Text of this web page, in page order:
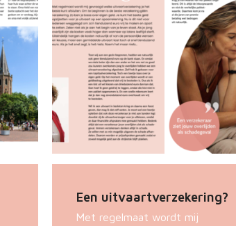
Een uitvaartverzekering?
Met regelmaat wordt mij